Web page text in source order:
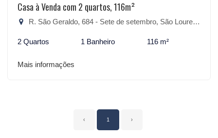
Casa à Venda com 2 quartos, 116m²
R. São Geraldo, 684 - Sete de setembro, São Lourenço do Sul-RS
2 Quartos 1 Banheiro 116 m²
Mais informações
‹ 1 ›